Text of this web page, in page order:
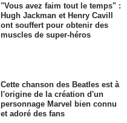
"Vous avez faim tout le temps" :
Hugh Jackman et Henry Cavill
ont souffert pour obtenir des
muscles de super-héros
Cette chanson des Beatles est à
l'origine de la création d'un
personnage Marvel bien connu
et adoré des fans